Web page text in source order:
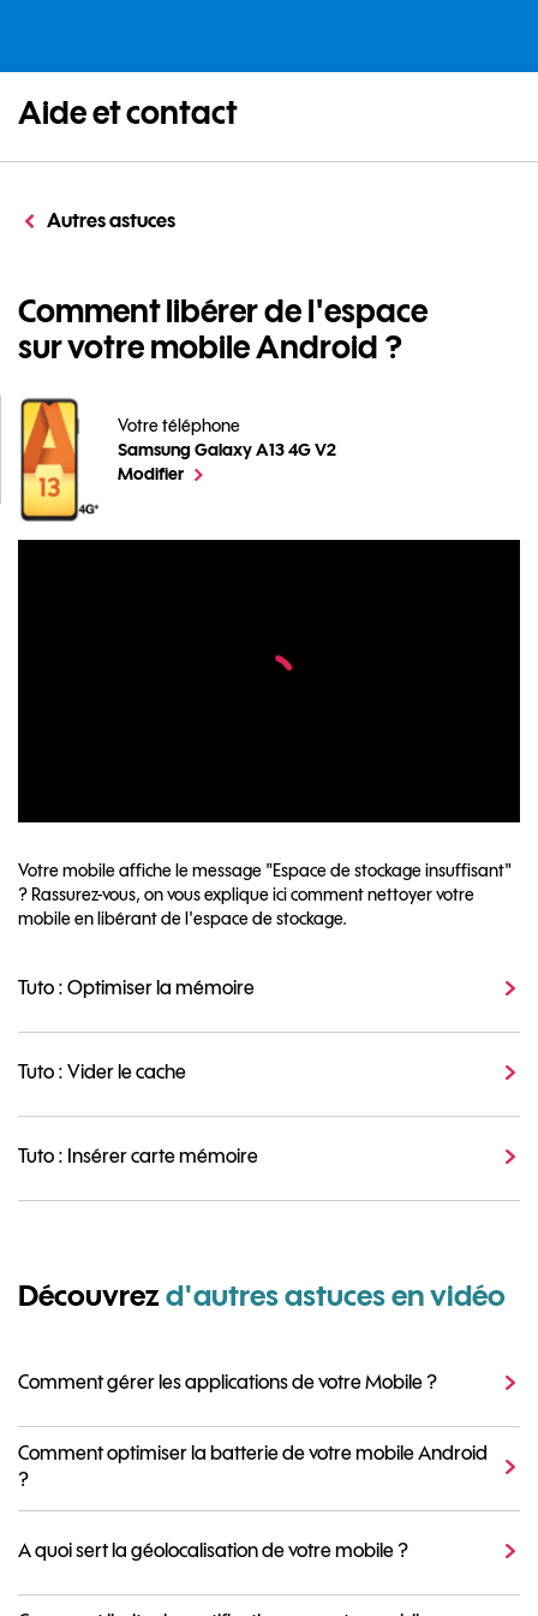
Aide et contact
Autres astuces
Comment libérer de l'espace
sur votre mobile Android ?
Votre téléphone
Samsung Galaxy A13 4G V2
Comment libérer de l'espace sur votre mobile
Modifierle téléphone sélectionné
Votre mobile affiche le message "Espace de stockage insuffisant"
? Rassurez-vous, on vous explique ici comment nettoyer votre
mobile en libérant de l'espace de stockage.
Tuto : Optimiser la mémoire
Tuto : Vider le cache
Tuto : Insérer carte mémoire
Découvrezd'autres astuces en vidéo
Comment gérer les applications de votre Mobile ?
Comment optimiser la batterie de votre mobile Android
?
A quoi sert la géolocalisation de votre mobile ?